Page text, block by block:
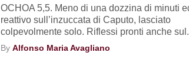
OCHOA 5,5. Meno di una dozzina di minuti
reattivo sull’inzuccata di Caputo, lasciato
colpevolmente solo. Riflessi pronti anche
ByAlfonso Maria Avagliano